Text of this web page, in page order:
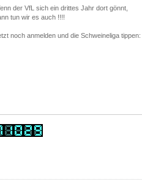
der VfL sich ein drittes Jahr dort gönnt,
tun wir es auch !!!!
noch anmelden und die Schweineliga tippen: